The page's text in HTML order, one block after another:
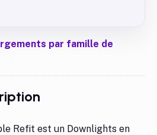
par famille de
Refit est un Downlights en